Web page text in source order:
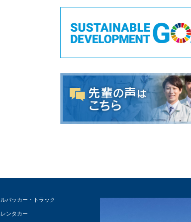
パッカー・トラック
ンタカー